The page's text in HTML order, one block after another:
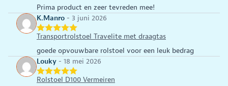
productpagina
productpagina
Prima product en zeer tevreden mee!
K.Manro - 3 juni 2026
Transportrolstoel Travelite met draagtas
goede opvouwbare rolstoel voor een leuk bedrag
Louky - 18 mei 2026
Rolstoel D100 Vermeiren